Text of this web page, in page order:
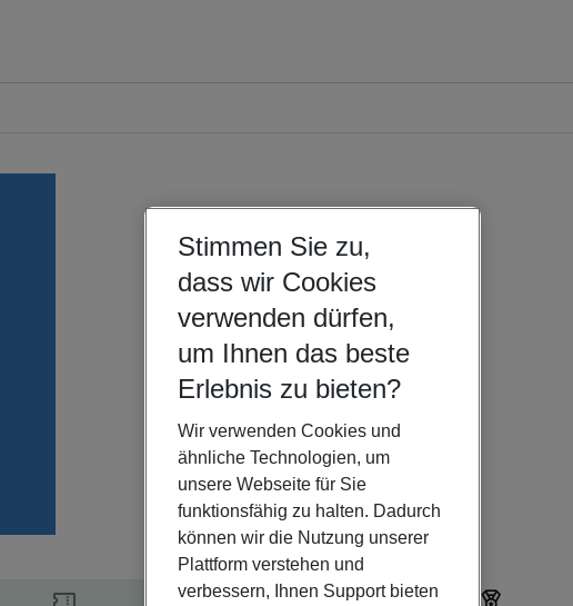
Stimmen Sie zu,
dass wir Cookies
verwenden dürfen,
um Ihnen das beste
Erlebnis zu bieten?
Wir verwenden Cookies und
ähnliche Technologien, um
unsere Webseite für Sie
funktionsfähig zu halten. Dadurch
können wir die Nutzung unserer
Plattform verstehen und
verbessern, Ihnen Support bieten